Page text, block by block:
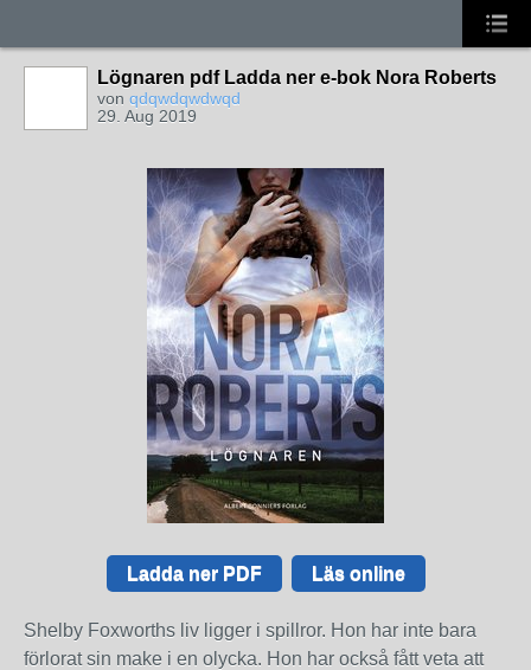
Lögnaren pdf Ladda ner e-bok Nora Roberts
von qdqwdqwdwqd
29. Aug 2019
Ladda ner PDF Läs online
Shelby Foxworths liv ligger i spillror. Hon har inte bara
förlorat sin make i en olycka. Hon har också fått veta att